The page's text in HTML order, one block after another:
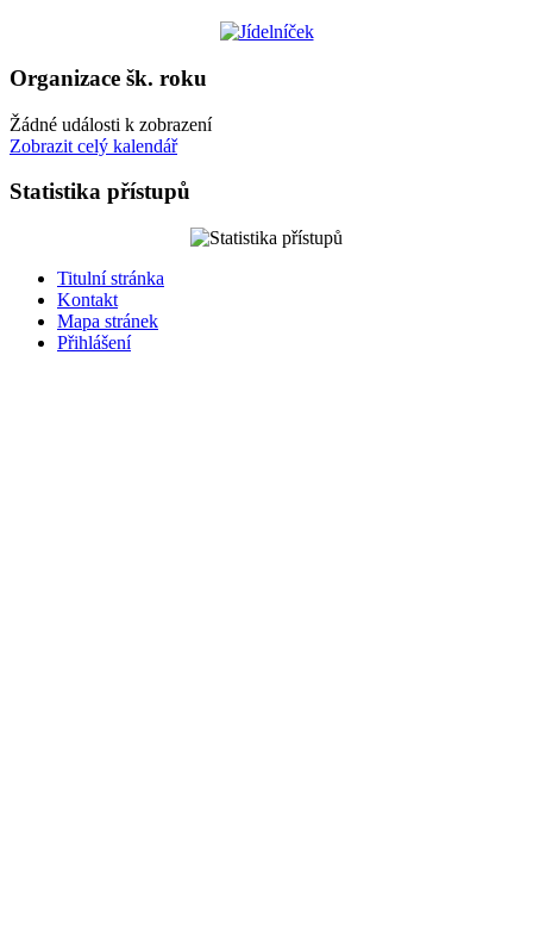
Organizace šk. roku
Žádné události k zobrazení
Zobrazit celý kalendář
Statistika přístupů
Titulní stránka
Kontakt
Mapa stránek
Přihlášení